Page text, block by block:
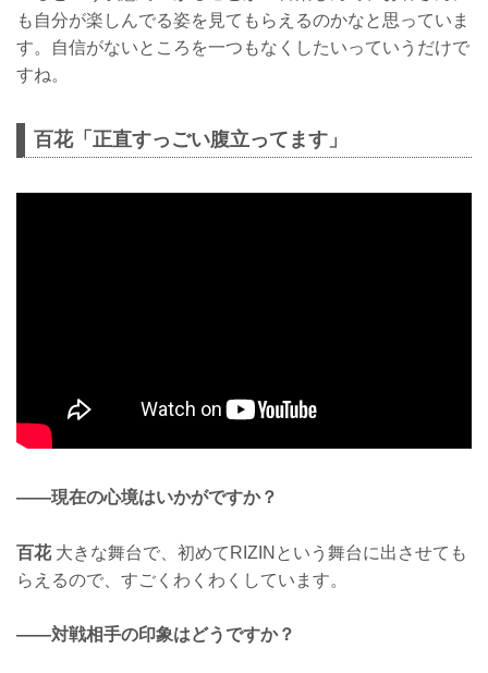
も自分が楽しんでる姿を見てもらえるのかなと思っていま
す。自信がないところを一つもなくしたいっていうだけで
すね。
百花「正直すっごい腹立ってます」
——現在の心境はいかがですか？
百花大きな舞台で、初めてRIZINという舞台に出させても
らえるので、すごくわくわくしています。
——対戦相手の印象はどうですか？